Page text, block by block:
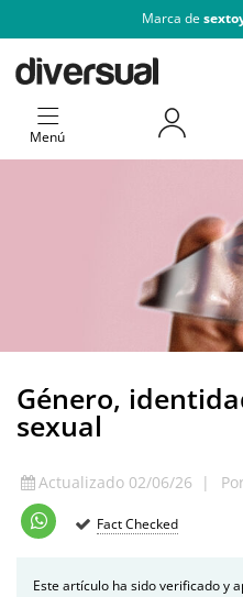
Marca de
Menú
Género,
sexual
Actualizado 02/06/26 |
Fact Checked
Este artículo ha sido verificado y